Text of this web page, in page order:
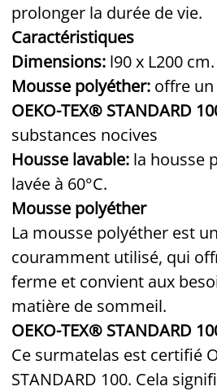
prolonger la durée de vie.
Caractéristiques
Dimensions: l90 x L200
Mousse polyéther: offre
OEKO-TEX® STANDARD
substances nocives
Housse lavable: la housse
lavée à 60°C.
Mousse polyéther
La mousse polyéther est
couramment utilisé, qui
ferme et convient aux
matière de sommeil.
OEKO-TEX® STANDARD
Ce surmatelas est certifié
STANDARD 100. Cela